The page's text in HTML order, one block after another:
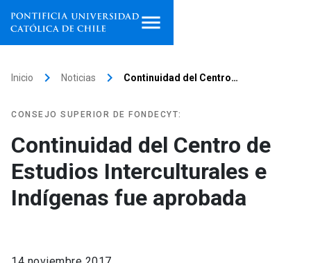
institutos
Investigación
Inicio keyboard_arrow_right Noticias keyboard_arrow_right Continuidad del Centro…
CONSEJO SUPERIOR DE FONDECYT:
Continuidad del Centro de
Estudios Interculturales e
Indígenas fue aprobada